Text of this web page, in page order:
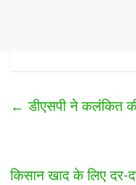
← डीएसपी ने कलंकित की
किसान खाद के लिए दर-